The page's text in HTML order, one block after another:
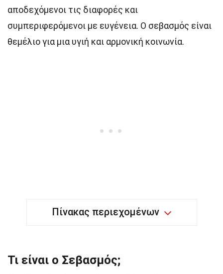
αποδεχόμενοι τις διαφορές και
συμπεριφερόμενοι με ευγένεια. Ο σεβασμός είναι
θεμέλιο για μια υγιή και αρμονική κοινωνία.
Πίνακας περιεχομένων
Τι είναι ο Σεβασμός;